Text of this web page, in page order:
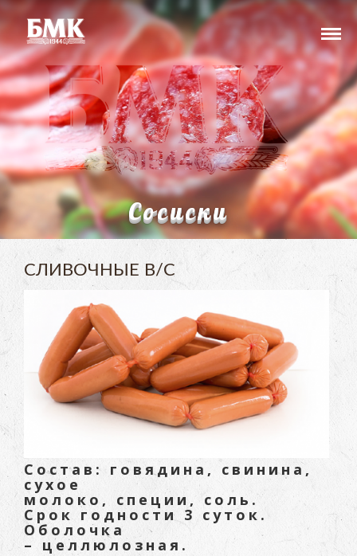
Сосиски
СЛИВОЧНЫЕ В/С
Состав: говядина, свинина,
сухое
молоко, специи, соль.
Срок годности 3 суток.
Оболочка
– целлюлозная.